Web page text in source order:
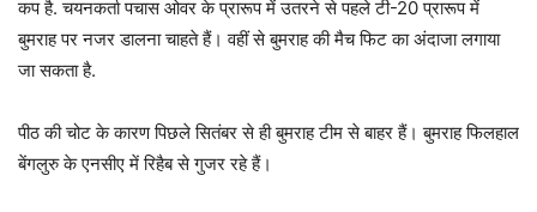
कप है. चयनकर्ता पचास ओवर के प्रारूप में उतरने से पहले टी-20 प्रारूप में
बुमराह पर नजर डालना चाहते हैं। वहीं से बुमराह की मैच फिट का अंदाजा लगाया
जा सकता है.
पीठ की चोट के कारण पिछले सितंबर से ही बुमराह टीम से बाहर हैं। बुमराह फिलहाल
बेंगलुरु के एनसीए में रिहैब से गुजर रहे हैं।